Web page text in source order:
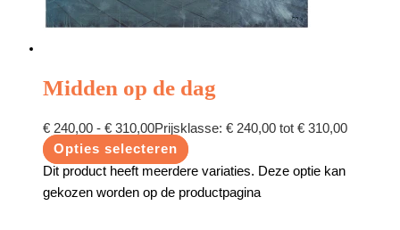
Midden op de dag
€ 240,00 - € 310,00Prijsklasse: € 240,00 tot € 310,00
Opties selecteren
Dit product heeft meerdere variaties. Deze optie kan
gekozen worden op de productpagina